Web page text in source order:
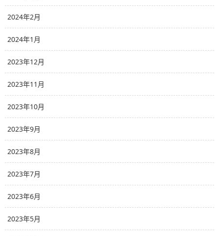
2024年2月
2024年1月
2023年12月
2023年11月
2023年10月
2023年9月
2023年8月
2023年7月
2023年6月
2023年5月